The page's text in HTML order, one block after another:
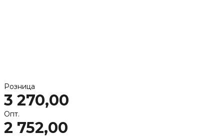
Розница
3 270,00
Опт.
2 752,00